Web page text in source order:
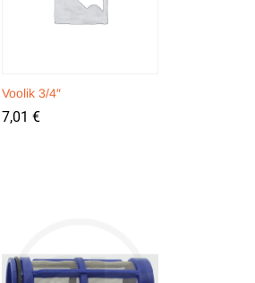
Voolik 3/4″
7,01 €
7,01 €